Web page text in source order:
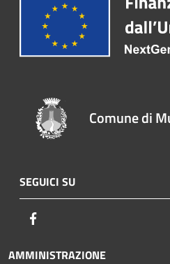
Comune di
SEGUICI SU
AMMINISTRAZIONE